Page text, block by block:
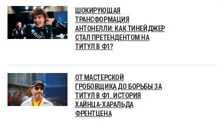
ШОКИРУЮЩАЯ
ТРАНСФОРМАЦИЯ
АНТОНЕЛЛИ: КАК ТИНЕЙДЖЕР
СТАЛ ПРЕТЕНДЕНТОМ НА
ТИТУЛ В Ф1?
ОТ МАСТЕРСКОЙ
ГРОБОВЩИКА ДО БОРЬБЫ ЗА
ТИТУЛ В Ф1. ИСТОРИЯ
ХАЙНЦА-ХАРАЛЬДА
ФРЕНТЦЕНА